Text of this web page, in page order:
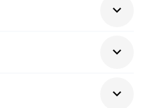
einsteigen